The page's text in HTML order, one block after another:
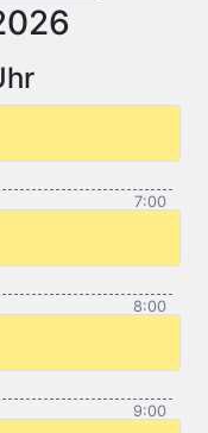
7:00
8:00
9:00